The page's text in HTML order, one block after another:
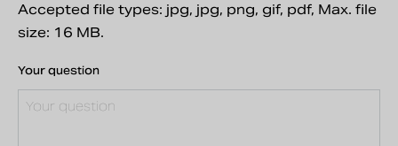
Accepted file types: jpg, jpg, png, gif, pdf, Max. file
size: 16 MB.
Your question